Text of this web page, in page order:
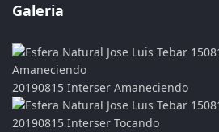
Galeria
20190815 Interser Amaneciendo
20190815 Interser Tocando